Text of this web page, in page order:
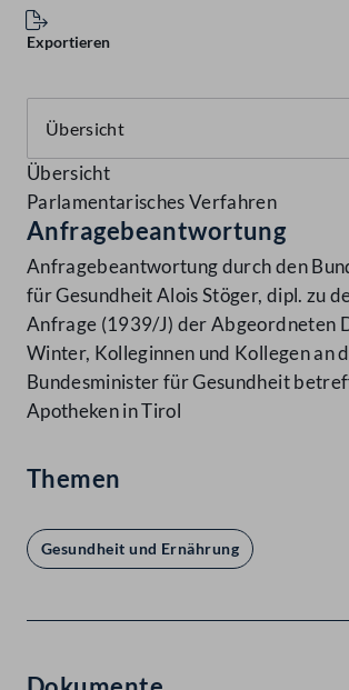
Exportieren
Übersicht
Parlamentarisches Verfahren
Anfragebeantwortung
Anfragebeantwortung durch den
für Gesundheit Alois Stöger, dipl. zu
Anfrage (1939/J) der Abgeordneten
Winter, Kolleginnen und Kollegen an
Bundesminister für Gesundheit
Apotheken in Tirol
Themen
Gesundheit und Ernährung